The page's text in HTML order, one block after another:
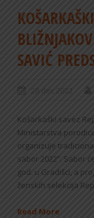
SAVIĆ
28 dec 2022
Košarkaški savez
Ministarstva
organizuje
sabor 2022”. Sabor
god. u Gradišci, a
ženskih selekcija
Read More